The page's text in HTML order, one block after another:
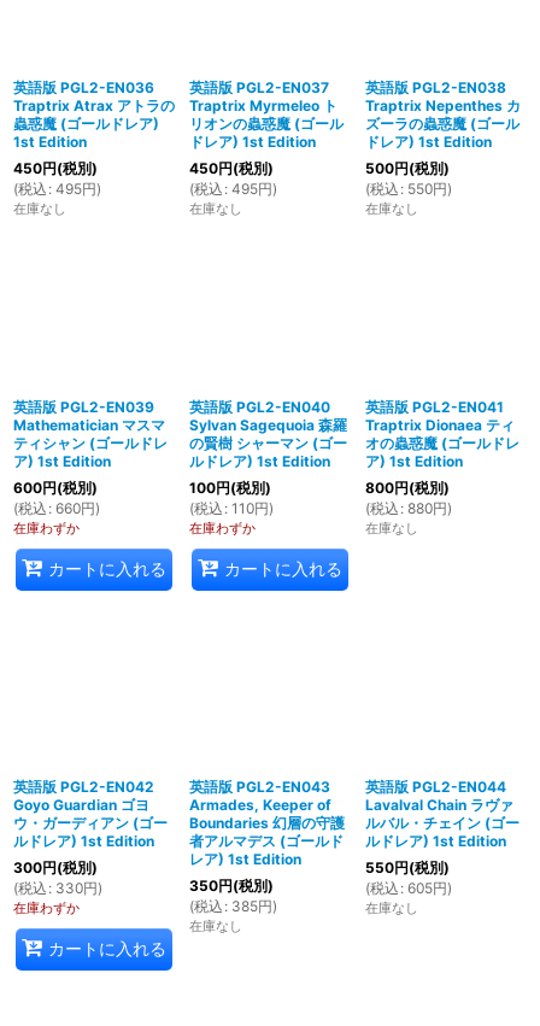
英語版 PGL2-EN036
Traptrix Atrax アトラの
蟲惑魔 (ゴールドレア)
1st Edition
450円(税別)
(税込 : 495円)
在庫なし
英語版 PGL2-EN037
Traptrix Myrmeleo ト
リオンの蟲惑魔 (ゴール
ドレア) 1st Edition
450円(税別)
(税込 : 495円)
在庫なし
英語版 PGL2-EN038
Traptrix Nepenthes カ
ズーラの蟲惑魔 (ゴール
ドレア) 1st Edition
500円(税別)
(税込 : 550円)
在庫なし
英語版 PGL2-EN039
Mathematician マスマ
ティシャン (ゴールドレ
ア) 1st Edition
600円(税別)
(税込 : 660円)
在庫わずか
カートに入れる
英語版 PGL2-EN040
Sylvan Sagequoia 森羅
の賢樹 シャーマン (ゴー
ルドレア) 1st Edition
100円(税別)
(税込 : 110円)
在庫わずか
カートに入れる
英語版 PGL2-EN041
Traptrix Dionaea ティ
オの蟲惑魔 (ゴールドレ
ア) 1st Edition
800円(税別)
(税込 : 880円)
在庫なし
英語版 PGL2-EN042
Goyo Guardian ゴヨ
ウ・ガーディアン (ゴー
ルドレア) 1st Edition
300円(税別)
(税込 : 330円)
在庫わずか
カートに入れる
英語版 PGL2-EN043
Armades, Keeper of
Boundaries 幻層の守護
者アルマデス (ゴールド
レア) 1st Edition
350円(税別)
(税込 : 385円)
在庫なし
英語版 PGL2-EN044
Lavalval Chain ラヴァ
ルバル・チェイン (ゴー
ルドレア) 1st Edition
550円(税別)
(税込 : 605円)
在庫なし